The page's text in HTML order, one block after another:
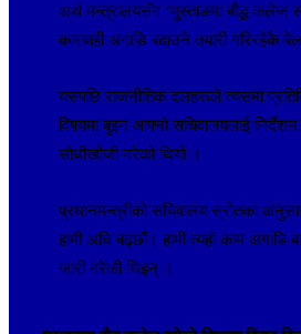
अर्थ मन्त्रालयसँग ‘मुस्ताङमा बौद्ध कलेज
कारबाही अगाडि बढाउने तयारी गरिरहेकै
यसपछि राजनीतिक दलहरूले त्यसमा
विषयमा बुझ्न आफ्नो सचिवालयलाई
सोधीखोजी गरेको थियो ।
प्रधानमन्त्रीको सचिवालय स्रोतका
हामी अघि बढ्छौं। हामी त्यहाँ काम अगाडि
जारी गरेकी थिइन् ।